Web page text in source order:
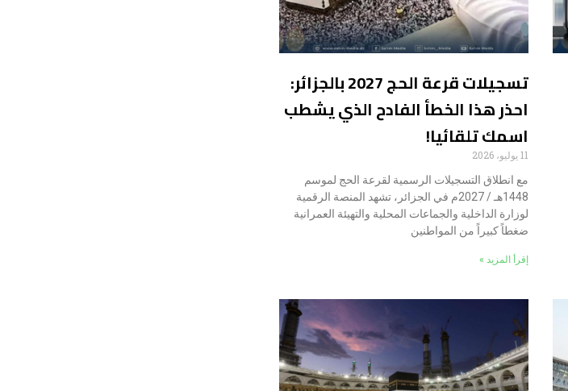
تسجيلات قرعة الحج 2027 بالجزائر:
احذر هذا الخطأ الفادح الذي يشطب
اسمك تلقائيا!
11 يوليو، 2026
مع انطلاق التسجيلات الرسمية لقرعة الحج لموسم
1448هـ / 2027م في الجزائر، تشهد المنصة الرقمية
لوزارة الداخلية والجماعات المحلية والتهيئة العمرانية
ضغطاً كبيراً من المواطنين
إقرأ المزيد »